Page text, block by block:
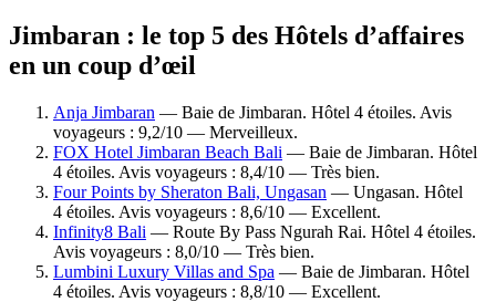
Jimbaran : le top 5 des Hôtels d’affaires
en un coup d’œil
Anja Jimbaran — Baie de Jimbaran. Hôtel 4 étoiles. Avis
voyageurs : 9,2/10 — Merveilleux.
FOX Hotel Jimbaran Beach Bali — Baie de Jimbaran. Hôtel
4 étoiles. Avis voyageurs : 8,4/10 — Très bien.
Four Points by Sheraton Bali, Ungasan — Ungasan. Hôtel
4 étoiles. Avis voyageurs : 8,6/10 — Excellent.
Infinity8 Bali — Route By Pass Ngurah Rai. Hôtel 4 étoiles.
Avis voyageurs : 8,0/10 — Très bien.
Lumbini Luxury Villas and Spa — Baie de Jimbaran. Hôtel
4 étoiles. Avis voyageurs : 8,8/10 — Excellent.